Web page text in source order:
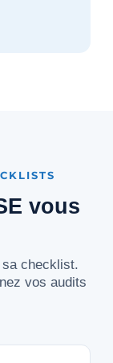
vous
sa checklist.
vos audits